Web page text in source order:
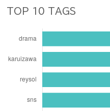
TOP 10 TAGS